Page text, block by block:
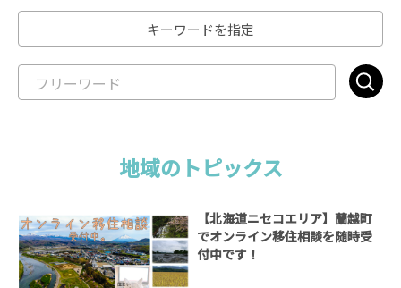
キーワードを指定
地域のトピックス
【北海道ニセコエリア】蘭越町
でオンライン移住相談を随時受
付中です！